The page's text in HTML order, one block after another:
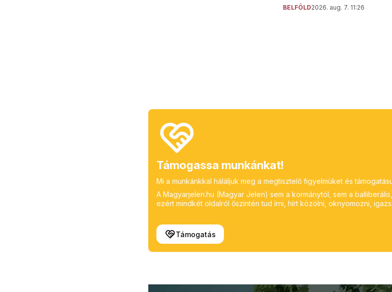
BELFÖLD2026. aug. 7. 11:26
Támogassa munkánkat!
Mi a munkánkkal háláljuk meg a megtisztelő figyelmüket és
A Magyarjelen.hu (Magyar Jelen) sem a kormánytól, sem a
ezért mindkét oldalról őszintén tud írni, hírt közölni, oknyomozni,
Támogatás